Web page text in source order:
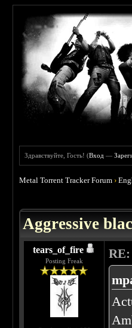
Здравствуйте, Гость! (Вход —
Metal Torrent Tracker Forum ›
Aggressive
tears_of_fire
Posting Freak
RE: